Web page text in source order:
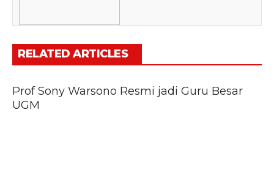
RELATED ARTICLES
Prof Sony Warsono Resmi jadi Guru Besar
UGM